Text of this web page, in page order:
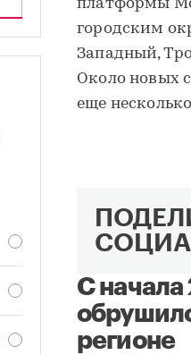
платформы
городским
Западный,
Около новых
еще
С
регионе